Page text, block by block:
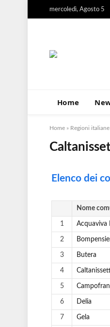
mercoledì, Agosto 5
Home
Home » Regioni italiane
Elenco dei
Nome
1 Acquaviva
2
3 Butera
4
5
6 Delia
7 Gela